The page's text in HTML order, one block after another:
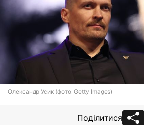
Олександр Усик (фото: Getty Images)
Поділитися